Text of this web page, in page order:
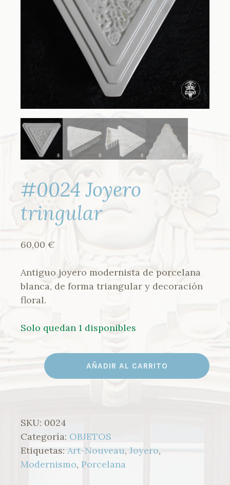
#0024 Joyero
tringular
60,00 €
Antiguo joyero modernista de porcelana
blanca, de forma triangular y decoración
floral.
Solo quedan 1 disponibles
JOYERO
TRINGULAR
AÑADIR AL CARRITO
SKU: 0024
Categoría: OBJETOS
Etiquetas: Art-Nouveau, Joyero,
Modernismo, Porcelana